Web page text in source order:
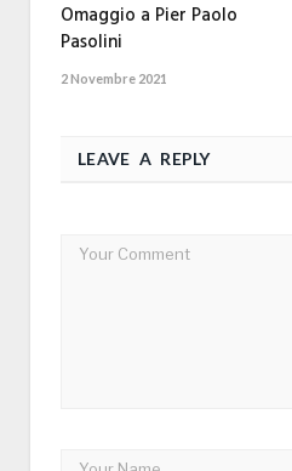
Omaggio a Pier Paolo
Pasolini
2 Novembre 2021
LEAVE A REPLY